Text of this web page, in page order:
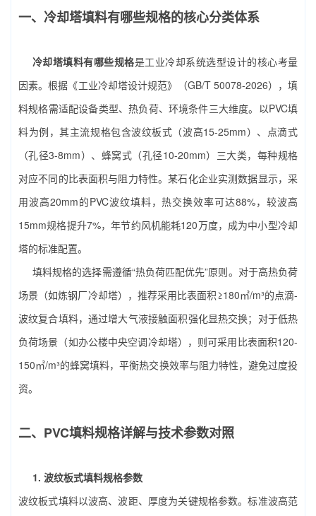
一、冷却塔填料有哪些规格的核心分类体系
冷却塔填料有哪些规格是工业冷却系统选型设计的核心考量
因素。根据《工业冷却塔设计规范》（GB/T 50078-2026），填
料规格需适配设备类型、热负荷、环境条件三大维度。以PVC填
料为例，其主流规格包含波纹板式（波高15-25mm）、点滴式
（孔径3-8mm）、蜂窝式（孔径10-20mm）三大类，每种规格
对应不同的比表面积与阻力特性。某石化企业实测数据显示，采
用波高20mm的PVC波纹填料，热交换效率可达88%，较波高
15mm规格提升7%，年节约风机能耗120万度，成为中小型冷却
塔的标准配置。
填料规格的选择需遵循“热负荷匹配优先”原则。对于高热负荷
场景（如炼钢厂冷却塔），推荐采用比表面积≥180㎡/m³的点滴-
波纹复合填料，通过增大气液接触面积强化显热交换；对于低热
负荷场景（如办公楼中央空调冷却塔），则可采用比表面积120-
150㎡/m³的蜂窝填料，平衡热交换效率与阻力特性，避免过度投
资。
二、PVC填料规格详解与技术参数对照
1. 波纹板式填料规格参数
波纹板式填料以波高、波距、厚度为关键规格参数。标准波高范